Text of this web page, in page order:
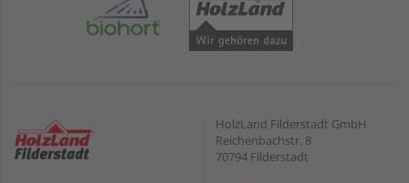
HolzLand Filderstadt GmbH
Reichenbachstr. 8
70794 Filderstadt